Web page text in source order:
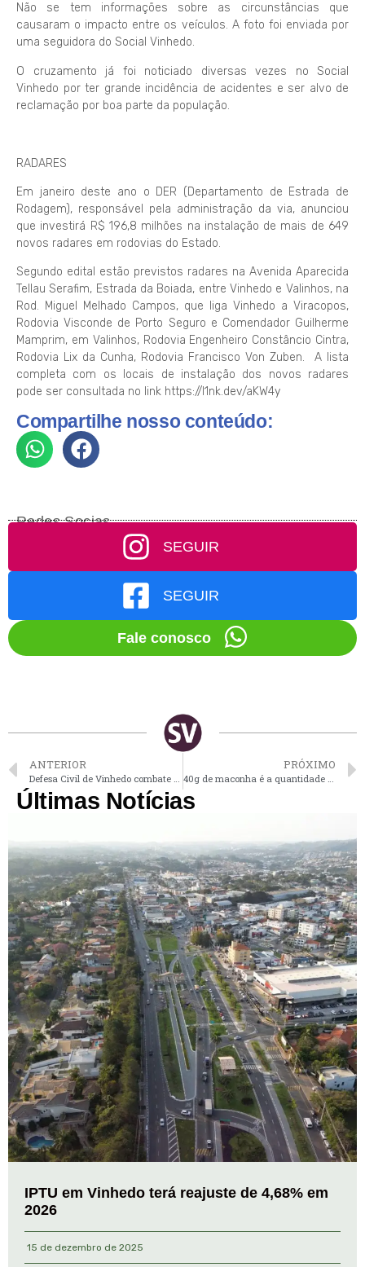
Não se tem informações sobre as circunstâncias que
causaram o impacto entre os veículos. A foto foi enviada por
uma seguidora do Social Vinhedo.
O cruzamento já foi noticiado diversas vezes no Social
Vinhedo por ter grande incidência de acidentes e ser alvo de
reclamação por boa parte da população.
RADARES
Em janeiro deste ano o DER (Departamento de Estrada de
Rodagem), responsável pela administração da via, anunciou
que investirá R$ 196,8 milhões na instalação de mais de 649
novos radares em rodovias do Estado.
Segundo edital estão previstos radares na Avenida Aparecida
Tellau Serafim, Estrada da Boiada, entre Vinhedo e Valinhos, na
Rod. Miguel Melhado Campos, que liga Vinhedo a Viracopos,
Rodovia Visconde de Porto Seguro e Comendador Guilherme
Mamprim, em Valinhos, Rodovia Engenheiro Constâncio Cintra,
Rodovia Lix da Cunha, Rodovia Francisco Von Zuben. A lista
completa com os locais de instalação dos novos radares
pode ser consultada no link https://l1nk.dev/aKW4y
Compartilhe nosso conteúdo:
Redes Socias
SEGUIR
SEGUIR
Fale conosco
ANTERIOR PRÓXIMO
Últimas Notícias
IPTU em Vinhedo terá reajuste de 4,68% em
2026
15 de dezembro de 2025